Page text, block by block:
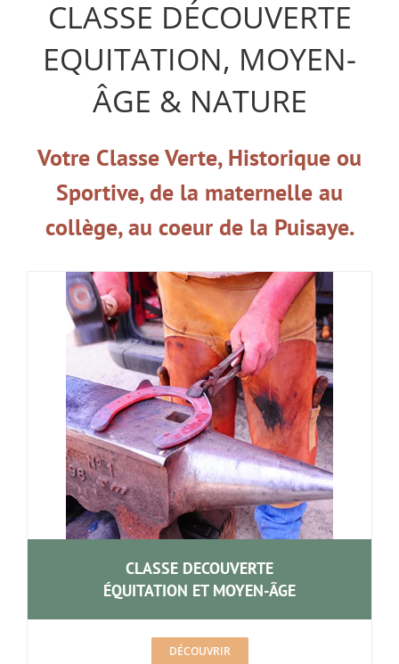
CLASSE DÉCOUVERTE
EQUITATION, MOYEN-
ÂGE & NATURE
Votre Classe Verte, Historique ou
Sportive, de la maternelle au
collège, au coeur de la Puisaye.
CLASSE DECOUVERTE
ÉQUITATION ET MOYEN-ÂGE
DÉCOUVRIR